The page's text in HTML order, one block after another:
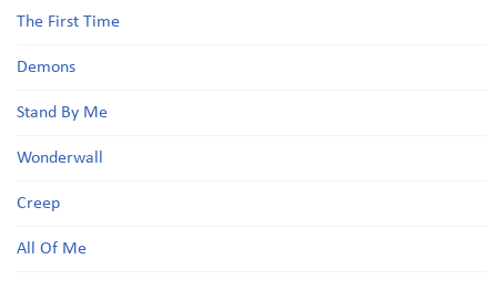
The First Time
Demons
Stand By Me
Wonderwall
Creep
All Of Me